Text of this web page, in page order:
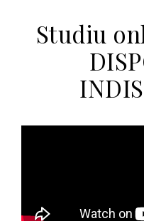
Studiu